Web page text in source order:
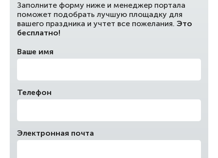
Заполните форму ниже и менеджер портала
поможет подобрать лучшую площадку для
вашего праздника и учтет все пожелания. Это
бесплатно!
Ваше имя
Телефон
Электронная почта